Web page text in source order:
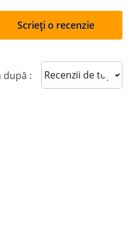
Scrieți o recenzie
după : Sort reviews